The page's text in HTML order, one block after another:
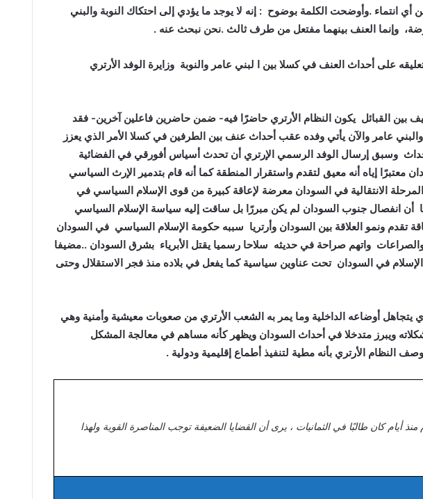
.وأوضحت الكلمة بوضوح : إنه لا يوجد ما يؤدي إلى احتكاك النوبة والبني
وإنما العنف بينهما مفتعل من طرف ثالث .نحن نبحث عنه .
على أحداث العنف في كسلا بين ا لبني عامر والنوبة وزايرة الوفد الأرتري
القبائل يكون النظام الأرتري حاضرًا فيه- ضمن حاضرين فاعلين آخرين- فقد
عامر والآن يأتي وفده عقب أحداث عنف بين الطرفين في كسلا الأمر الذي يعزز
وسبق إرسال الوفد الرسمي الإرتري أن تحدث أسياس أفورقي في الفضائية
معتبرًا إياه أنه معيق لتقدم واستقرار المنطقة كما أنه قام بتدمير الإرث السياسي
الانتقالية في السودان معرضة لإعاقة كبيرة من قوى الإسلام السياسي في
أن انفصال جنوب السودان لم يكن مبررًا بل ساقت إليه سياسة الإسلام السياسي
تقدم ونمو العلاقة بين السودان وأرتريا سببه حكومة الإسلام السياسي في السودان
واتهم صراحة في حديثه سلاحا رسميا يقتل الأبرياء بشرق السودان ..مضيفا
في السودان تحت عناوين سياسية كما يفعل في بلاده منذ فجر الاستقلال وحتى
يتجاهل أوضاعه الداخلية وما يمر به الشعب الأرتري من صعوبات معيشية وأمنية وهي
ويبرز متدخلا في أحداث السودان ويظهر كأنه مساهم في معالجة المشكل
النظام الأرتري بأنه مطية لتنفيذ أطماع إقليمية ودولية .
أيام كان طالبًا في الثمانيات ، يرى أن القضايا الضعيفة توجب المناصرة القوية ولهذا